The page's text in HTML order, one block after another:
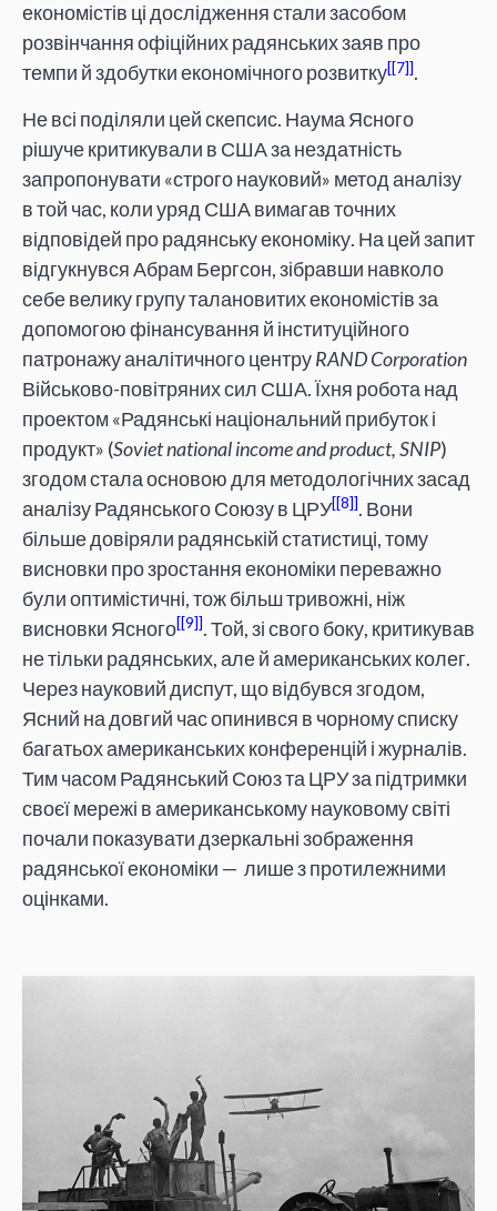
економістів ці дослідження стали засобом
розвінчання офіційних радянських заяв про
темпи й здобутки економічного розвитку [7] .
Не всі поділяли цей скепсис. Наума Ясного
рішуче критикували в США за нездатність
запропонувати «строго науковий» метод аналізу
в той час, коли уряд США вимагав точних
відповідей про радянську економіку. На цей запит
відгукнувся Абрам Бергсон, зібравши навколо
себе велику групу талановитих економістів за
допомогою фінансування й інституційного
патронажу аналітичного центруRAND Corporation
Військово-повітряних сил США. Їхня робота над
проектом «Радянські національний прибуток і
продукт» (Soviet national income and product, SNIP)
згодом стала основою для методологічних засад
аналізу Радянського Союзу в ЦРУ [8] . Вони
більше довіряли радянській статистиці, тому
висновки про зростання економіки переважно
були оптимістичні, тож більш тривожні, ніж
висновки Ясного [9] . Той, зі свого боку, критикував
не тільки радянських, але й американських колег.
Через науковий диспут, що відбувся згодом,
Ясний на довгий час опинився в чорному списку
багатьох американських конференцій і журналів.
Тим часом Радянський Союз та ЦРУ за підтримки
своєї мережі в американському науковому світі
почали показувати дзеркальні зображення
радянської економіки — лише з протилежними
оцінками.